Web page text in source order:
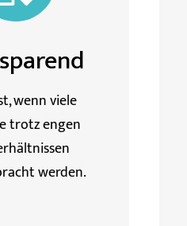
wenn viele
trotz engen
werden.